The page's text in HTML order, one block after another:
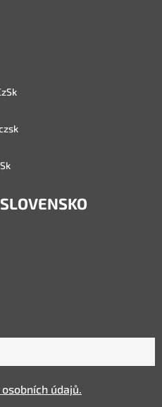
údajů.